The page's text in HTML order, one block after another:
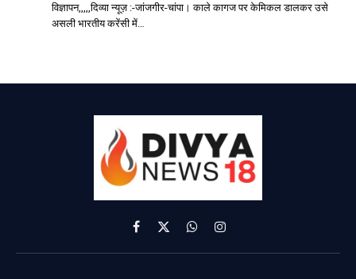
विज्ञापन,,,,,दिव्या न्यूज़ :-जांजगीर-चांपा। काले कागज पर केमिकल डालकर उसे
असली भारतीय करेंसी में…
Facebook
X
(Twitter)
WhatsAppInstagram